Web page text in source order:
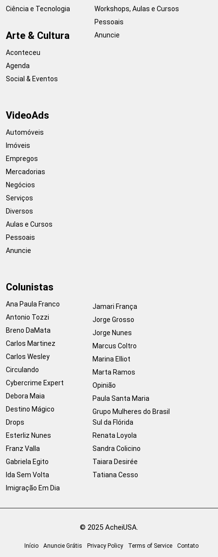
Ciência e Tecnologia
Arte & Cultura
Aconteceu
Agenda
Social & Eventos
Workshops, Aulas e Cursos
Pessoais
Anuncie
VideoAds
Automóveis
Imóveis
Empregos
Mercadorias
Negócios
Serviços
Diversos
Aulas e Cursos
Pessoais
Anuncie
Colunistas
Ana Paula Franco
Antonio Tozzi
Breno DaMata
Carlos Martinez
Carlos Wesley
Circulando
Cybercrime Expert
Debora Maia
Destino Mágico
Drops
Esterliz Nunes
Franz Valla
Gabriela Egito
Ida Sem Volta
Imigração Em Dia
Jamari França
Jorge Grosso
Jorge Nunes
Marcus Coltro
Marina Elliot
Marta Ramos
Opinião
Paula Santa Maria
Grupo Mulheres do Brasil
Sul da Flórida
Renata Loyola
Sandra Colicino
Taiara Desirée
Tatiana Cesso
© 2025 AcheiUSA.
Início Anuncie Grátis Privacy Policy Terms of Service Contato